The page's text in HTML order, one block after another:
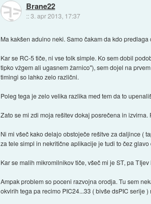
Brane22
::3. apr 2013, 17:37
Ma kakšen aduino neki. Samo čakam da kdo
Kar se RC-5 tiče, ni vse tolk simple. Ko sem dobil
tipko vžgem ali ugasnem žarnico"), sem dojel na
timingi so lahko zelo različni.
Poleg tega je zelo velika razlika med tem da to
Zato se mi zdi moja rešitev dokaj posrečena in
Ni mi všeč kako delajo obstoječe rešitve za daljince (
za tele simpl in nekritične aplikacije je tudi to čez glavo
Kar se malih mikromilnikov tiče, všeč mi je ST, pa
Ampak problem so poceni razvojna orodja. Tu sem
okvirih tega pa recimo PIC24...33 ( bivše dsPIC serije